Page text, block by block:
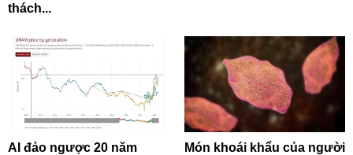
thách...
AI đảo ngược 20 năm
Món khoái khẩu của người